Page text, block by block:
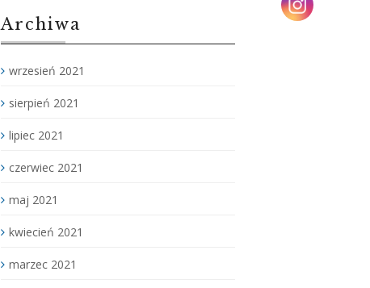
Archiwa
wrzesień 2021
sierpień 2021
lipiec 2021
czerwiec 2021
maj 2021
kwiecień 2021
marzec 2021